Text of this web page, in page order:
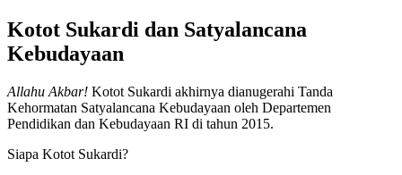
Kotot Sukardi dan Satyalancana
Kebudayaan
Allahu Akbar! Kotot Sukardi akhirnya dianugerahi Tanda
Kehormatan Satyalancana Kebudayaan oleh Departemen
Pendidikan dan Kebudayaan RI di tahun 2015.
Siapa Kotot Sukardi?